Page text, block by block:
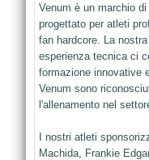
Venum è un marchio
progettato per atleti
fan hardcore. La
esperienza tecnica ci
formazione innovative
Venum sono
l'allenamento nel
I nostri atleti
Machida, Frankie